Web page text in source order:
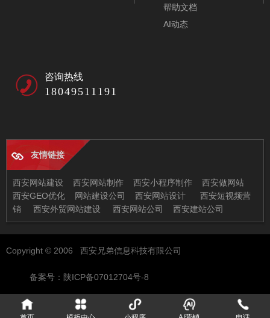
帮助文档
AI动态
咨询热线
18049511191
地址：西安市未央区恒大都市广场11-2
电话：029-86512630
友情链接
西安网站建设 西安网站制作 西安小程序制作
西安做网站
西安GEO优化
网站建设公司 西安网站设计
西安短视频营
销
西安外贸网站建设 西安网站公司 西安建站公司
Copyright © 2006 西安兄弟信息科技有限公司
备案号：陕ICP备07012704号-8